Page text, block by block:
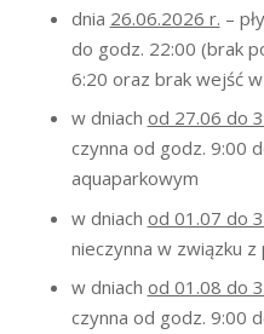
dnia 26.06.2026 r. –
do godz. 22:00 (brak
6:20 oraz brak wejść
w dniach od 27.06 do
czynna od godz. 9:00
aquaparkowym
w dniach od 01.07 do
nieczynna w związku
w dniach od 01.08 do
czynna od godz. 9:00